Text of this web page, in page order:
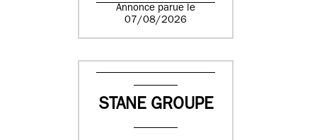
Annonce parue le
07/08/2026
STANE GROUPE